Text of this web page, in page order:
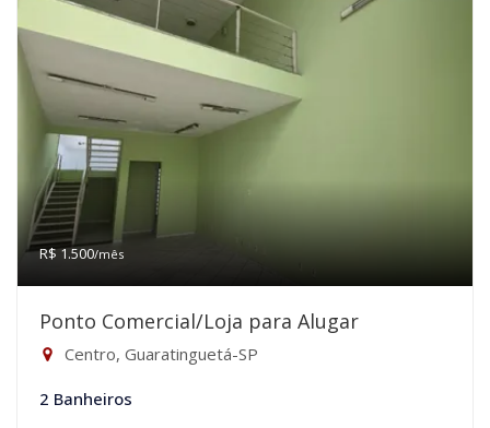
R$ 1.500/mês
Ponto Comercial/Loja para Alugar
Centro, Guaratinguetá-SP
2 Banheiros